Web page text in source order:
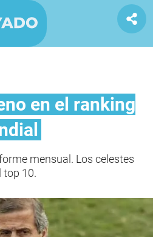
en el ranking
mensual. Los celestes
top 10.